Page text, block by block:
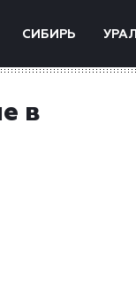
СИБИРЬ УРАЛ
в